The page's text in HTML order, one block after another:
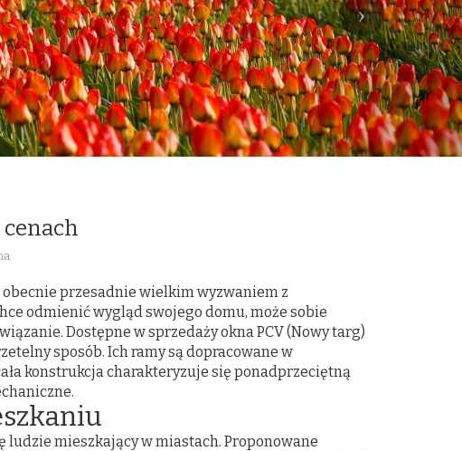
przesadnie wielkim wyzwaniem z
odmienić wygląd swojego domu, może sobie
Dostępne w sprzedaży okna PCV (Nowy targ)
sposób. Ich ramy są dopracowane w
konstrukcja charakteryzuje się ponadprzeciętną
ludzie mieszkający w miastach. Proponowane